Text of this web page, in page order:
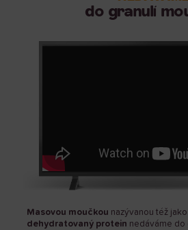
do granulí
Masovou moučkou nazývanou též jako
dehydratovaný protein nedáváme do